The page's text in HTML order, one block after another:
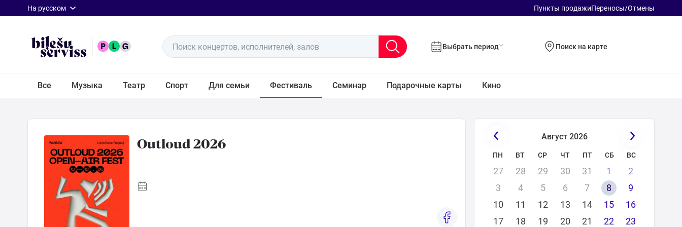
На русском Пункты продажиПepeнocы/Отмены
Поиск концертов, исполнителей, залов Выбрать период Поиск на карте
Все Музыка Театр Спорт Для семьи Фестиваль Семинар Подарочные карты Кино
Outloud 2026 Август 2026
ПН ВТ СР ЧТ ПТ СБ ВС
27 28 29 30 31 1
2
3
4 5 6 7 8
9
10
11 12 13 14 15
16
17
18 19 20 21 22 23